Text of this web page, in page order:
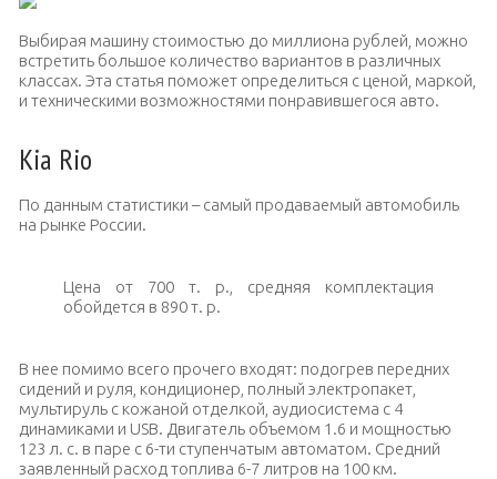
Выбирая машину стоимостью до миллиона рублей, можно
встретить большое количество вариантов в различных
классах. Эта статья поможет определиться с ценой, маркой,
и техническими возможностями понравившегося авто.
Kia Rio
По данным статистики – самый продаваемый автомобиль
на рынке России.
Цена от 700 т. р., средняя комплектация
обойдется в 890 т. р.
В нее помимо всего прочего входят: подогрев передних
сидений и руля, кондиционер, полный электропакет,
мультируль с кожаной отделкой, аудиосистема с 4
динамиками и USB. Двигатель объемом 1.6 и мощностью
123 л. с. в паре с 6-ти ступенчатым автоматом. Средний
заявленный расход топлива 6-7 литров на 100 км.